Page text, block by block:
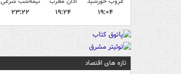
۱۹:۰۴
۱۹:۲۴
۲۳:۲۲
تازه های اقتصاد